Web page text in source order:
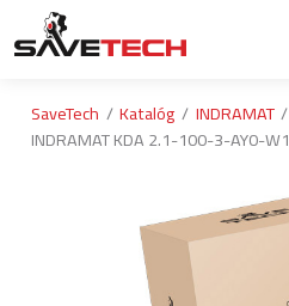
SaveTech Katalóg INDRAMAT
INDRAMAT KDA 2.1-100-3-AY0-W1